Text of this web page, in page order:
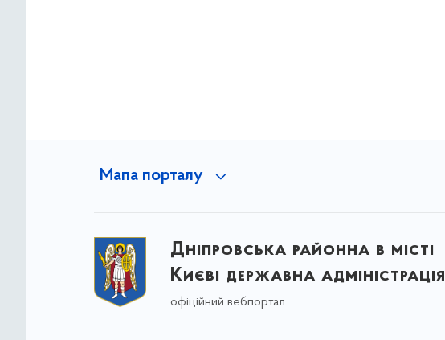
Мапа порталу
Дніпровська районна в місті
Києві державна адміністрація
офіційний вебпортал